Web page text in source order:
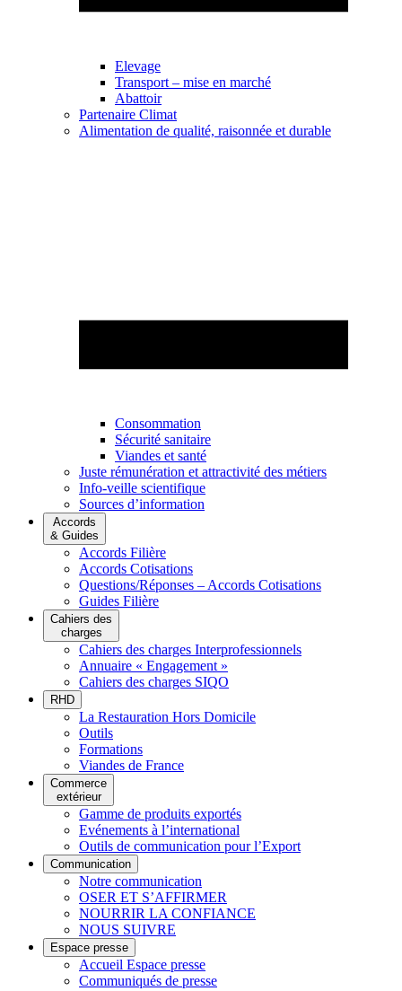
Elevage
Transport – mise en marché
Abattoir
Partenaire Climat
Alimentation de qualité, raisonnée et durable
Consommation
Sécurité sanitaire
Viandes et santé
Juste rémunération et attractivité des métiers
Info-veille scientifique
Sources d’information
Accords
& Guides
Accords Filière
Accords Cotisations
Questions/Réponses – Accords Cotisations
Guides Filière
Cahiers des
charges
Cahiers des charges Interprofessionnels
Annuaire « Engagement »
Cahiers des charges SIQO
RHD
La Restauration Hors Domicile
Outils
Formations
Viandes de France
Commerce
extérieur
Gamme de produits exportés
Evénements à l’international
Outils de communication pour l’Export
Communication
Notre communication
OSER ET S’AFFIRMER
NOURRIR LA CONFIANCE
NOUS SUIVRE
Espace presse
Accueil Espace presse
Communiqués de presse